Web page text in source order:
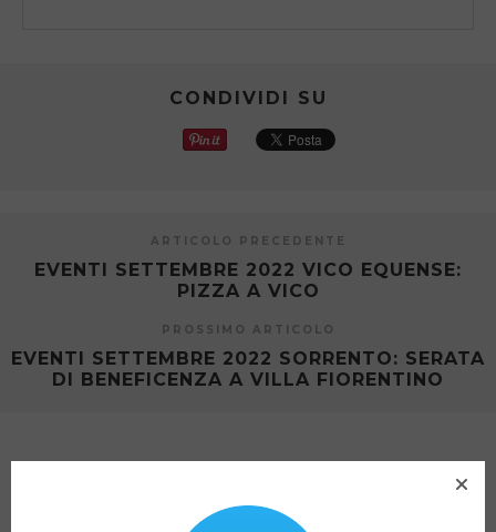
CONDIVIDI SU
ARTICOLO PRECEDENTE
EVENTI SETTEMBRE 2022 VICO EQUENSE:
PIZZA A VICO
PROSSIMO ARTICOLO
EVENTI SETTEMBRE 2022 SORRENTO: SERATA
DI BENEFICENZA A VILLA FIORENTINO
ARTICOLI CORRELATI